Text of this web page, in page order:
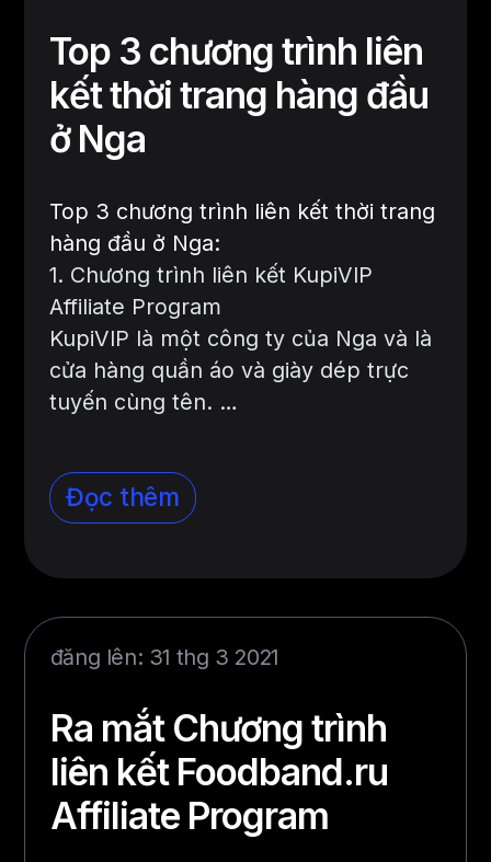
Top 3 chương trình liên
kết thời trang hàng đầu
ở Nga
Top 3 chương trình liên kết thời trang
hàng đầu ở Nga:
1. Chương trình liên kết KupiVIP
Affiliate Program
KupiVIP là một công ty của Nga và là
cửa hàng quần áo và giày dép trực
tuyến cùng tên. …
Đọc thêm
đăng lên: 31 thg 3 2021
Ra mắt Chương trình
liên kết Foodband.ru
Affiliate Program